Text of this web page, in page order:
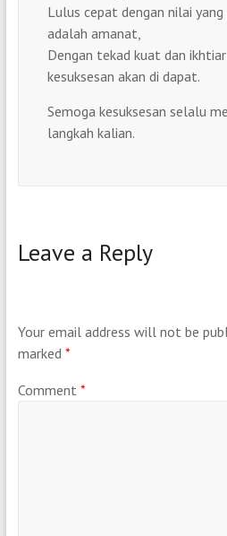
Lulus cepat dengan nilai
adalah amanat,
Dengan tekad kuat dan
kesuksesan akan di dapat.
Semoga kesuksesan selalu
langkah kalian.
Leave a Reply
Your email address will not be
marked *
Comment *